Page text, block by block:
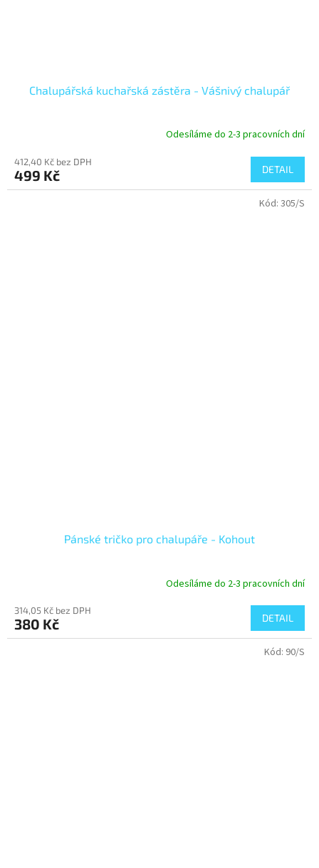
Chalupářská kuchařská zástěra - Vášnivý chalupář
Odesíláme do 2-3 pracovních dní
412,40 Kč bez DPH
499 Kč DETAIL
Pánské tričko pro chalupáře - Kohout
Odesíláme do 2-3 pracovních dní
314,05 Kč bez DPH
380 Kč DETAIL
Kód: 305/S
Kód: 90/S